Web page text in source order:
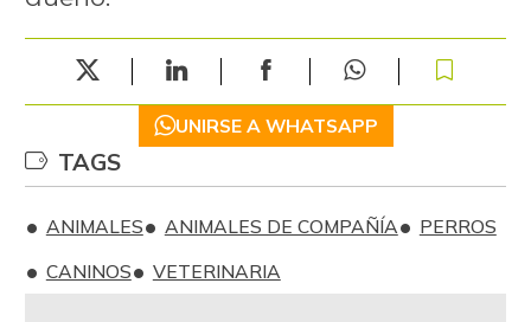
UNIRSE A WHATSAPP
TAGS
ANIMALES ANIMALES DE COMPAÑÍA
PERROS
CANINOS
VETERINARIA